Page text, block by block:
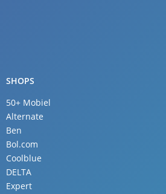
SHOPS
50+ Mobiel
Alternate
Ben
Bol.com
Coolblue
DELTA
Expert